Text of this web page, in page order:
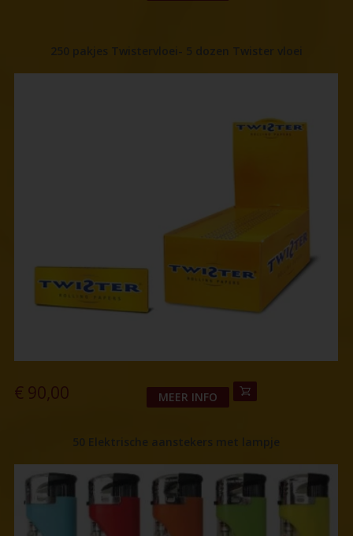
250 pakjes Twistervloei- 5 dozen Twister vloei
€ 90,00 MEER INFO
50 Elektrische aanstekers met lampje